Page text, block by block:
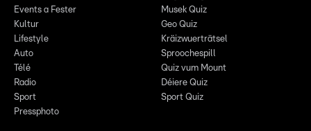
Events a Fester
Kultur
Lifestyle
Auto
Télé
Radio
Sport
Pressphoto
Musek Quiz
Geo Quiz
Kräizwuerträtsel
Sproochespill
Quiz vum Mount
Déiere Quiz
Sport Quiz